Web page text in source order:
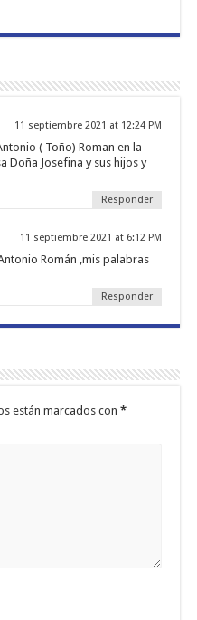
11 septiembre 2021 at 12:24 PM
( Toño) Roman en la
Doña Josefina y sus hijos y
Responder
11 septiembre 2021 at 6:12 PM
Román ,mis palabras
Responder
están marcados con *